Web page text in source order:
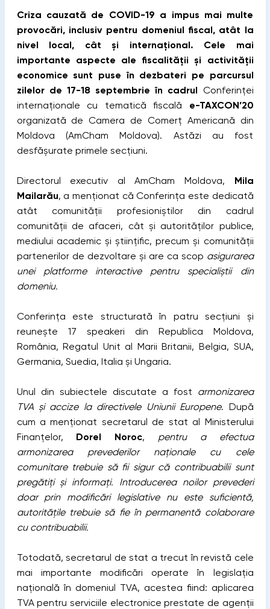
Criza cauzată de COVID-19 a impus mai multe
provocări, inclusiv pentru domeniul fiscal, atât la
nivel local, cât și internațional. Cele mai
importante aspecte ale fiscalității și activității
economice sunt puse în dezbateri pe parcursul
zilelor de 17-18 septembrie în cadrul Conferinței
internaționale cu tematică fiscală e-TAXCON’20
organizată de Camera de Comerț Americană din
Moldova (AmCham Moldova). Astăzi au fost
desfășurate primele secțiuni.
Directorul executiv al AmCham Moldova, Mila
Mailarău, a menționat că Conferința este dedicată
atât comunității profesioniștilor din cadrul
comunității de afaceri, cât și autorităților publice,
mediului academic și științific, precum și comunității
partenerilor de dezvoltare și are ca scop asigurarea
unei platforme interactive pentru specialiștii din
domeniu.
Conferința este structurată în patru secțiuni și
reunește 17 speakeri din Republica Moldova,
România, Regatul Unit al Marii Britanii, Belgia, SUA,
Germania, Suedia, Italia și Ungaria.
Unul din subiectele discutate a fost armonizarea
TVA și accize la directivele Uniunii Europene. După
cum a menționat secretarul de stat al Ministerului
Finanțelor, Dorel Noroc, pentru a efectua
armonizarea prevederilor naționale cu cele
comunitare trebuie să fii sigur că contribuabilii sunt
pregătiți și informați. Introducerea noilor prevederi
doar prin modificări legislative nu este suficientă,
autoritățile trebuie să fie în permanentă colaborare
cu contribuabilii.
Totodată, secretarul de stat a trecut în revistă cele
mai importante modificări operate în legislația
națională în domeniul TVA, acestea fiind: aplicarea
TVA pentru serviciile electronice prestate de agenții